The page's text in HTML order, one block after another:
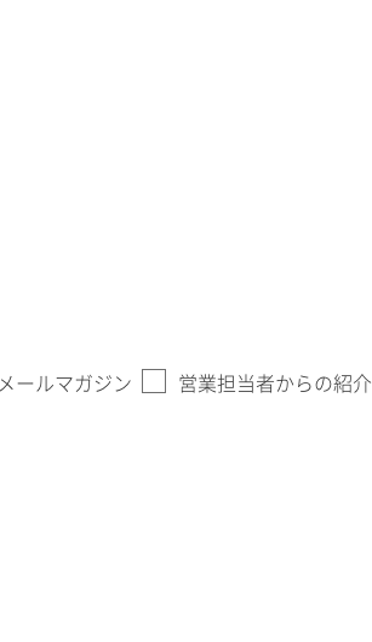
メールマガジン 営業担当者からの紹介